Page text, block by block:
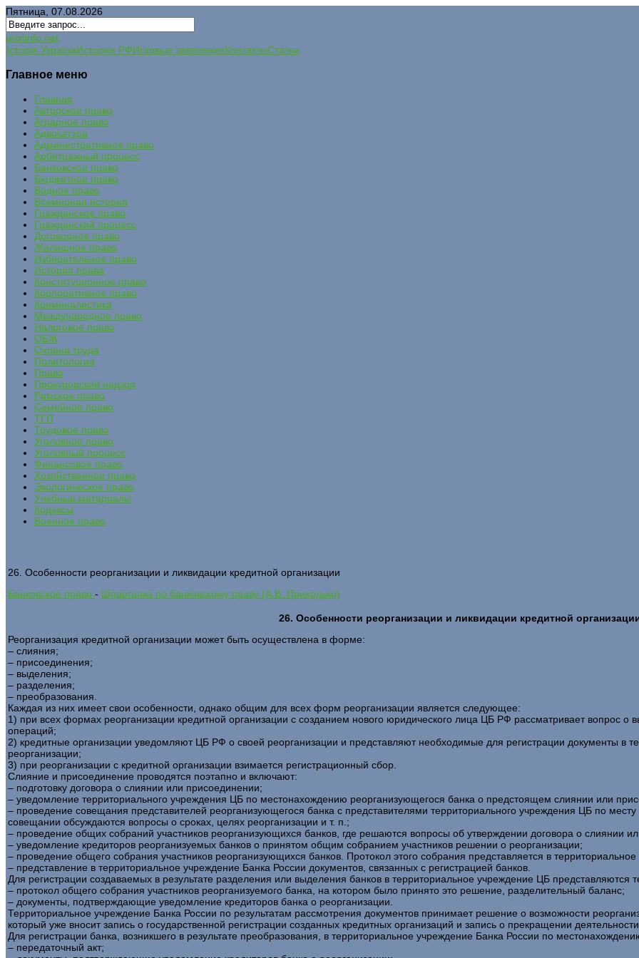
Пятница, 07.08.2026
uristinfo.net
Історія УкраїниИстория РФИсковые заявленияКонтактыСтатьи
Главное меню
Главная
Авторское право
Аграрное право
Адвокатура
Административное право
Арбитражный процесс
Банковское право
Бюджетное право
Водное право
Всемирная история
Гражданское право
Гражданский процесс
Договорное право
Жилищное право
Избирательное право
История права
Конституционное право
Корпоративное право
Криминалистика
Международное право
Налоговое право
ОБЖ
Охрана труда
Политология
Право
Прокурорский надзор
Римское право
Семейное право
ТГП
Трудовое право
Уголовное право
Уголовный процесс
Финансовое право
Хозяйственное право
Экологическое право
Учебные материалы
Кодексы
Военное право
26. Особенности реорганизации и ликвидации кредитной организации
Банковское право - Шпаргалка по банковскому праву (А.В. Приходько)
26. Особенности реорганизации и ликвидации кредитной
Реорганизация кредитной организации может быть осуществлена в форме:
– слияния;
– присоединения;
– выделения;
– разделения;
– преобразования.
Каждая из них имеет свои особенности, однако общим для всех форм реорганизации является следующее:
1) при всех формах реорганизации кредитной организации с созданием нового юридического лица ЦБ РФ рассматривает вопрос о
операций;
2) кредитные организации уведомляют ЦБ РФ о своей реорганизации и представляют необходимые для регистрации документы в
реорганизации;
3) при реорганизации с кредитной организации взимается регистрационный сбор.
Слияние и присоединение проводятся поэтапно и включают:
– подготовку договора о слиянии или присоединении;
– уведомление территориального учреждения ЦБ по местонахождению реорганизующегося банка о предстоящем слиянии или
– проведение совещания представителей реорганизующегося банка с представителями территориального учреждения ЦБ по
совещании обсуждаются вопросы о сроках, целях реорганизации и т. п.;
– проведение общих собраний участников реорганизующихся банков, где решаются вопросы об утверждении договора о слиянии
– уведомление кредиторов реорганизуемых банков о принятом общим собранием участников решении о реорганизации;
– проведение общего собрания участников реорганизующихся банков. Протокол этого собрания представляется в
– представление в территориальное учреждение Банка России документов, связанных с регистрацией банков.
Для регистрации создаваемых в результате разделения или выделения банков в территориальное учреждение ЦБ представляются
– протокол общего собрания участников реорганизуемого банка, на котором было принято это решение, разделительный баланс;
– документы, подтверждающие уведомление кредиторов банка о реорганизации.
Территориальное учреждение Банка России по результатам рассмотрения документов принимает решение о возможности
который уже вносит запись о государственной регистрации созданных кредитных организаций и запись о прекращении
Для регистрации банка, возникшего в результате преобразования, в территориальное учреждение Банка России по
– передаточный акт;